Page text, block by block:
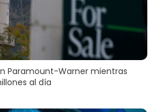
Paramount-Warner mientras
al día